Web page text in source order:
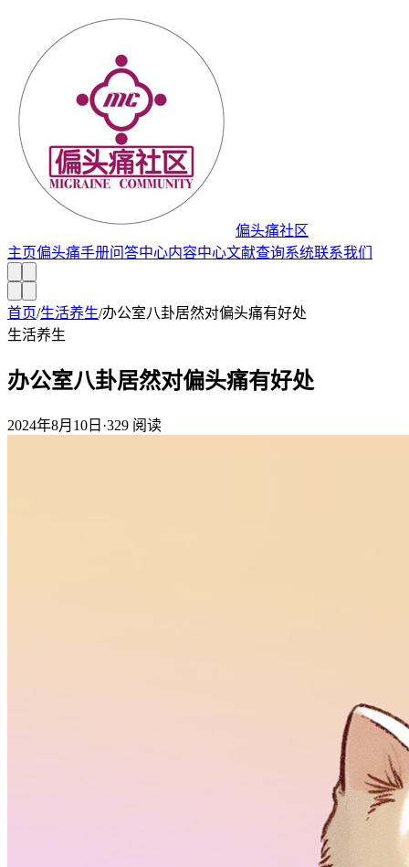
偏头痛社区
主页偏头痛手册问答中心内容中心文献查询系统联系我们
首页/生活养生/办公室八卦居然对偏头痛有好处
生活养生
办公室八卦居然对偏头痛有好处
2024年8月10日 ·329 阅读